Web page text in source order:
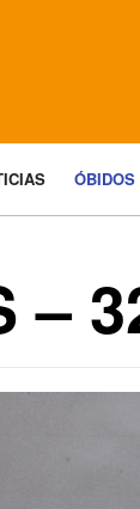
ÓBIDOS
–